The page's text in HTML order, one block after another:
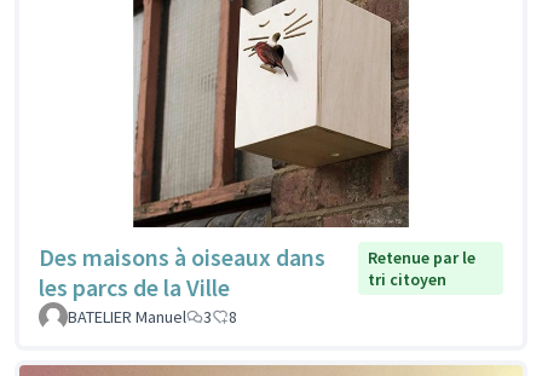
Des maisons à oiseaux dans
les parcs de la Ville
Retenue par le
tri citoyen
BATELIER Manuel
3 8